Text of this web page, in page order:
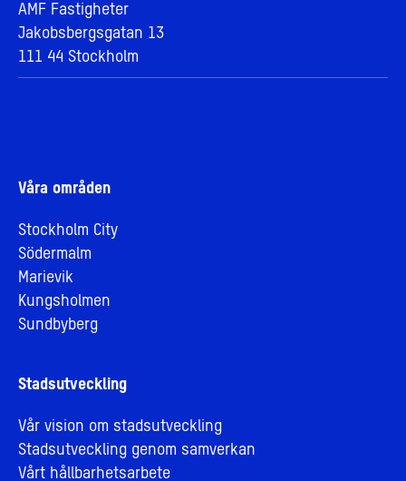
AMF Fastigheter
Jakobsbergsgatan 13
111 44 Stockholm
Våra områden
Stockholm City
Södermalm
Marievik
Kungsholmen
Sundbyberg
Stadsutveckling
Vår vision om stadsutveckling
Stadsutveckling genom samverkan
Vårt hållbarhetsarbete